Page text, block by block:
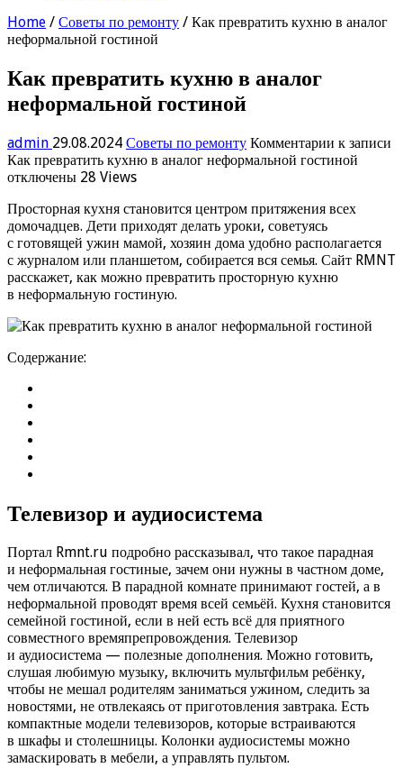
Home / Советы по ремонту / Как превратить кухню в аналог
неформальной гостиной
Как превратить кухню в аналог
неформальной гостиной
admin 29.08.2024 Советы по ремонту Комментарии к записи
Как превратить кухню в аналог неформальной гостиной
отключены 28 Views
Просторная кухня становится центром притяжения всех
домочадцев. Дети приходят делать уроки, советуясь
с готовящей ужин мамой, хозяин дома удобно располагается
с журналом или планшетом, собирается вся семья. Сайт RMNT
расскажет, как можно превратить просторную кухню
в неформальную гостиную.
Содержание:
Телевизор и аудиосистема
Портал Rmnt.ru подробно рассказывал, что такое парадная
и неформальная гостиные, зачем они нужны в частном доме,
чем отличаются. В парадной комнате принимают гостей, а в
неформальной проводят время всей семьёй. Кухня становится
семейной гостиной, если в ней есть всё для приятного
совместного времяпрепровождения. Телевизор
и аудиосистема — полезные дополнения. Можно готовить,
слушая любимую музыку, включить мультфильм ребёнку,
чтобы не мешал родителям заниматься ужином, следить за
новостями, не отвлекаясь от приготовления завтрака. Есть
компактные модели телевизоров, которые встраиваются
в шкафы и столешницы. Колонки аудиосистемы можно
замаскировать в мебели, а управлять пультом.